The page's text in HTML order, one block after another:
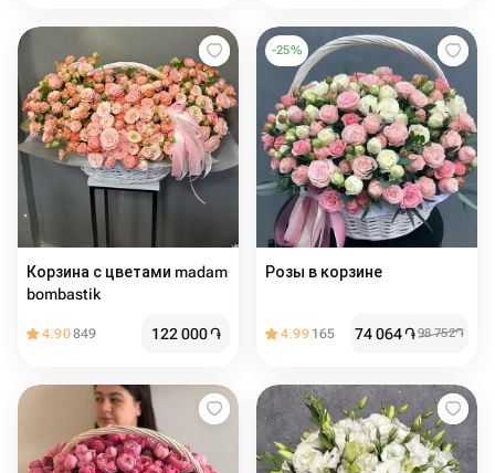
Корзина с цветами madam
bombastik
4.90849 122 000֏
-25%
Розы в корзине
4.99 165 74 064֏98 752֏